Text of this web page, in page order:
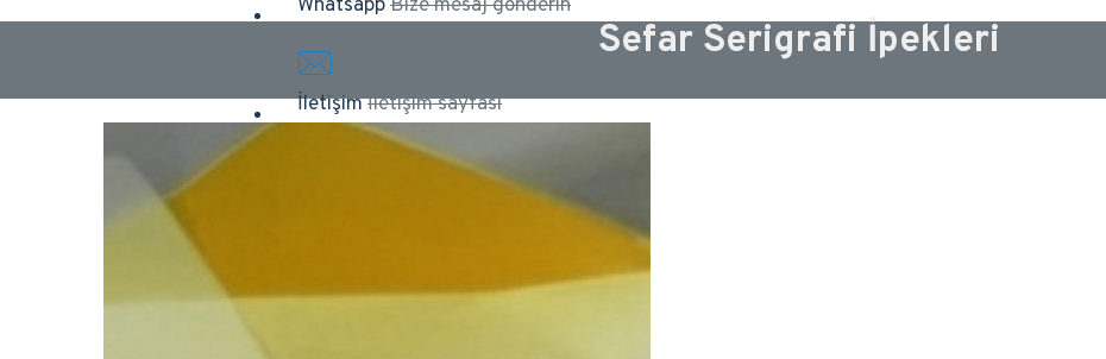
WhatsappBize mesaj gönderin
İletişimİletişim sayfası
Sefar Serigrafi İpekleri